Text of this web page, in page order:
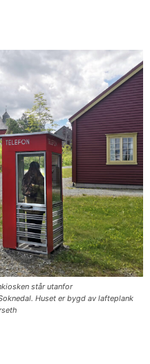
står utanfor
Huset er bygd av lafteplank